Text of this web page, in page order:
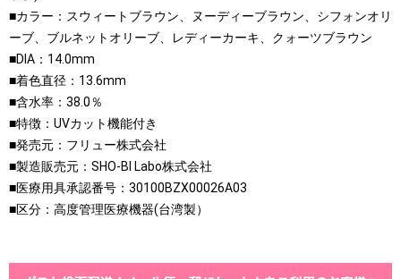
■カラー：スウィートブラウン、ヌーディーブラウン、シフォンオリ
ーブ、ブルネットオリーブ、レディーカーキ、クォーツブラウン
■DIA：14.0mm
■着色直径：13.6mm
■含水率：38.0％
■特徴：UVカット機能付き
■発売元：フリュー株式会社
■製造販売元：SHO-BI Labo株式会社
■医療用具承認番号：30100BZX00026A03
■区分：高度管理医療機器(台湾製）